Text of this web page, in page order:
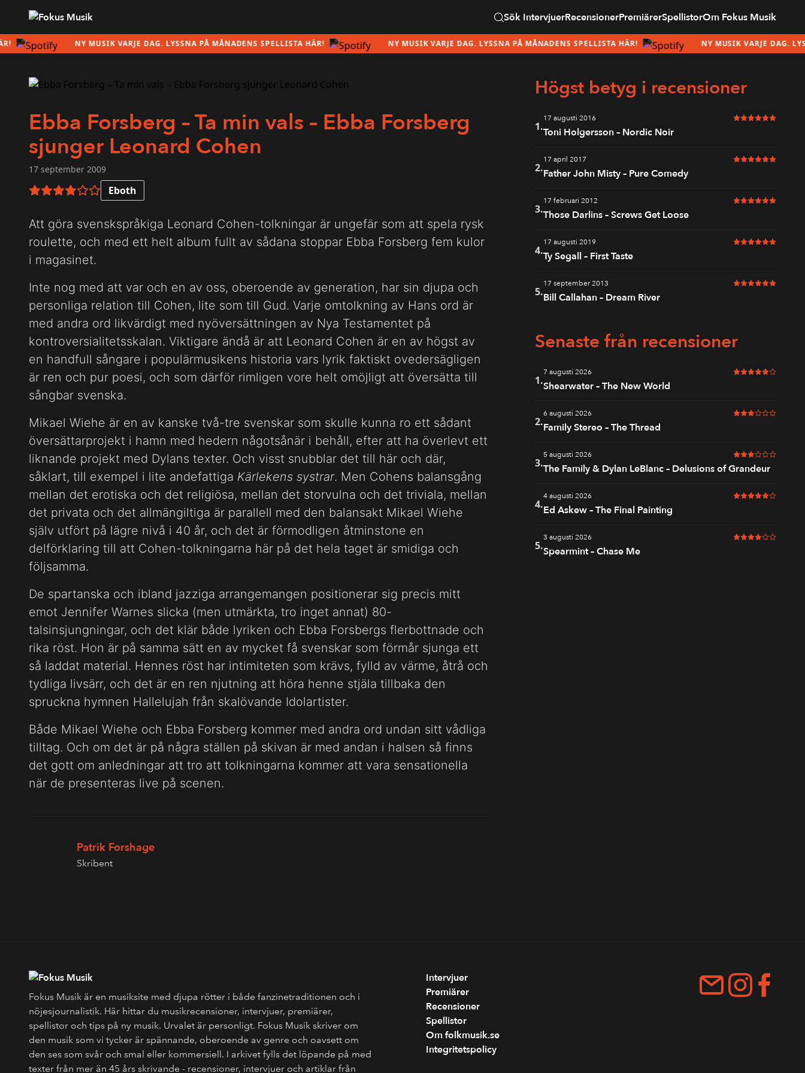
Sök IntervjuerRecensionerPremiärerSpellistorOm Fokus Musik
NY MUSIK VARJE DAG. LYSSNA PÅ MÅNADENS SPELLISTA HÄR! NY MUSIK VARJE DAG. LYSSNA PÅ MÅNADENS SPELLISTA HÄR! NY MUSIK VARJE DAG.
Ebba Forsberg – Ta min vals – Ebba Forsberg
sjunger Leonard Cohen
17 september 2009
4 av 6 i betyg Eboth
Att göra svenskspråkiga Leonard Cohen-tolkningar är ungefär som att spela rysk
roulette, och med ett helt album fullt av sådana stoppar Ebba Forsberg fem kulor
i magasinet.
Inte nog med att var och en av oss, oberoende av generation, har sin djupa och
personliga relation till Cohen, lite som till Gud. Varje omtolkning av Hans ord är
med andra ord likvärdigt med nyöversättningen av Nya Testamentet på
kontroversialitetsskalan. Viktigare ändå är att Leonard Cohen är en av högst av
en handfull sångare i populärmusikens historia vars lyrik faktiskt ovedersägligen
är ren och pur poesi, och som därför rimligen vore helt omöjligt att översätta till
sångbar svenska.
Mikael Wiehe är en av kanske två-tre svenskar som skulle kunna ro ett sådant
översättarprojekt i hamn med hedern någotsånär i behåll, efter att ha överlevt ett
liknande projekt med Dylans texter. Och visst snubblar det till här och där,
såklart, till exempel i lite andefattiga Kärlekens systrar. Men Cohens balansgång
mellan det erotiska och det religiösa, mellan det storvulna och det triviala, mellan
det privata och det allmängiltiga är parallell med den balansakt Mikael Wiehe
själv utfört på lägre nivå i 40 år, och det är förmodligen åtminstone en
delförklaring till att Cohen-tolkningarna här på det hela taget är smidiga och
följsamma.
De spartanska och ibland jazziga arrangemangen positionerar sig precis mitt
emot Jennifer Warnes slicka (men utmärkta, tro inget annat) 80-
talsinsjungningar, och det klär både lyriken och Ebba Forsbergs flerbottnade och
rika röst. Hon är på samma sätt en av mycket få svenskar som förmår sjunga ett
så laddat material. Hennes röst har intimiteten som krävs, fylld av värme, åtrå och
tydliga livsärr, och det är en ren njutning att höra henne stjäla tillbaka den
spruckna hymnen Hallelujah från skalövande Idolartister.
Både Mikael Wiehe och Ebba Forsberg kommer med andra ord undan sitt vådliga
tilltag. Och om det är på några ställen på skivan är med andan i halsen så finns
det gott om anledningar att tro att tolkningarna kommer att vara sensationella
när de presenteras live på scenen.
Patrik Forshage
Skribent
Högst betyg i recensioner
1.
17 augusti 2016 6 av 6 i betyg
Toni Holgersson – Nordic Noir
2.
17 april 2017 6 av 6 i betyg
Father John Misty – Pure Comedy
3.
17 februari 2012 6 av 6 i betyg
Those Darlins – Screws Get Loose
4.
17 augusti 2019 6 av 6 i betyg
Ty Segall – First Taste
5.
17 september 2013 6 av 6 i betyg
Bill Callahan – Dream River
Senaste från recensioner
1.
7 augusti 2026 5 av 6 i betyg
Shearwater – The New World
2.
6 augusti 2026 3 av 6 i betyg
Family Stereo – The Thread
3.
5 augusti 2026 3 av 6 i betyg
The Family & Dylan LeBlanc – Delusions of Grandeur
4.
4 augusti 2026 5 av 6 i betyg
Ed Askew – The Final Painting
5.
3 augusti 2026 4 av 6 i betyg
Spearmint – Chase Me
Fokus Musik är en musiksite med djupa rötter i både fanzinetraditionen och i
nöjesjournalistik. Här hittar du musikrecensioner, intervjuer, premiärer,
spellistor och tips på ny musik. Urvalet är personligt. Fokus Musik skriver om
den musik som vi tycker är spännande, oberoende av genre och oavsett om
den ses som svår och smal eller kommersiell. I arkivet fylls det löpande på med
texter från mer än 45 års skrivande - recensioner, intervjuer och artiklar från
Intervjuer
Premiärer
Recensioner
Spellistor
Om folkmusik.se
Integritetspolicy